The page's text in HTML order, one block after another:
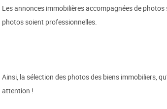
Les annonces immobilières accompagnées de
photos soient professionnelles.
Ainsi, la sélection des photos des biens immobiliers,
attention !